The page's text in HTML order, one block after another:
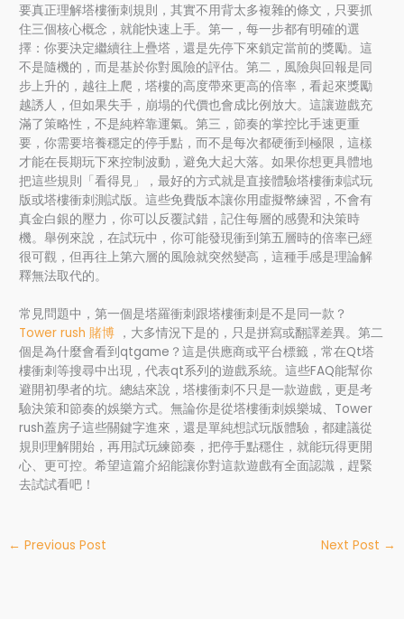
要真正理解塔樓衝刺規則，其實不用背太多複雜的條文，只要抓
住三個核心概念，就能快速上手。第一，每一步都有明確的選
擇：你要決定繼續往上疊塔，還是先停下來鎖定當前的獎勵。這
不是隨機的，而是基於你對風險的評估。第二，風險與回報是同
步上升的，越往上爬，塔樓的高度帶來更高的倍率，看起來獎勵
越誘人，但如果失手，崩塌的代價也會成比例放大。這讓遊戲充
滿了策略性，不是純粹靠運氣。第三，節奏的掌控比手速更重
要，你需要培養穩定的停手點，而不是每次都硬衝到極限，這樣
才能在長期玩下來控制波動，避免大起大落。如果你想更具體地
把這些規則「看得見」，最好的方式就是直接體驗塔樓衝刺試玩
版或塔樓衝刺測試版。這些免費版本讓你用虛擬幣練習，不會有
真金白銀的壓力，你可以反覆試錯，記住每層的感覺和決策時
機。舉例來說，在試玩中，你可能發現衝到第五層時的倍率已經
很可觀，但再往上第六層的風險就突然變高，這種手感是理論解
釋無法取代的。
常見問題中，第一個是塔羅衝刺跟塔樓衝刺是不是同一款？
Tower rush 賭博 ，大多情況下是的，只是拼寫或翻譯差異。第二
個是為什麼會看到qtgame？這是供應商或平台標籤，常在Qt塔
樓衝刺等搜尋中出現，代表qt系列的遊戲系統。這些FAQ能幫你
避開初學者的坑。總結來說，塔樓衝刺不只是一款遊戲，更是考
驗決策和節奏的娛樂方式。無論你是從塔樓衝刺娛樂城、Tower
rush蓋房子這些關鍵字進來，還是單純想試玩版體驗，都建議從
規則理解開始，再用試玩練節奏，把停手點穩住，就能玩得更開
心、更可控。希望這篇介紹能讓你對這款遊戲有全面認識，趕緊
去試試看吧！
← Previous Post Next Post →